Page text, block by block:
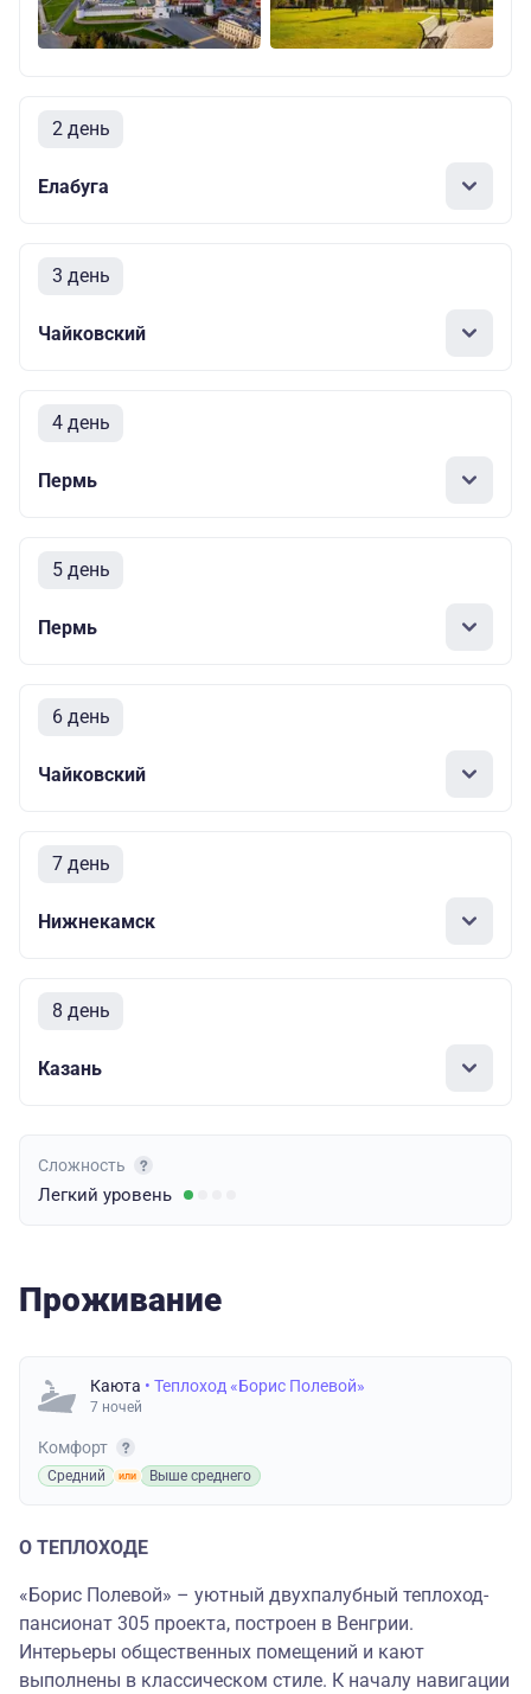
2 день
Елабуга
3 день
Чайковский
4 день
Пермь
5 день
Пермь
6 день
Чайковский
7 день
Нижнекамск
8 день
Казань
Сложность
Легкий уровень
Проживание
Каюта • Теплоход «Борис Полевой»
7 ночей
Комфорт
Средний Выше среднего
О ТЕПЛОХОДЕ
«Борис Полевой» – уютный двухпалубный теплоход-
пансионат 305 проекта, построен в Венгрии.
Интерьеры общественных помещений и кают
выполнены в классическом стиле. К началу навигации